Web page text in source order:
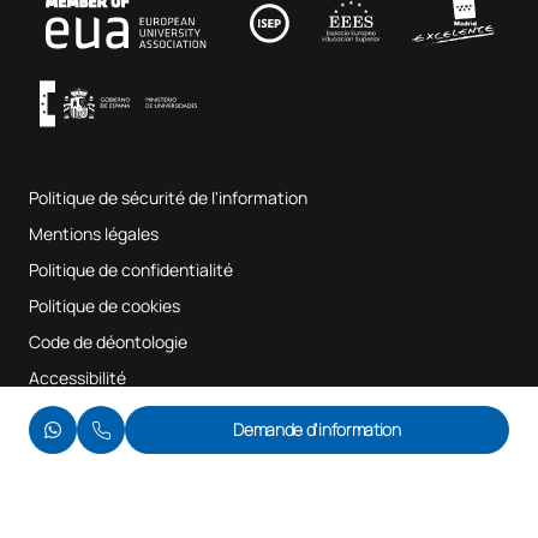
Musique et arts du spectacle
Fab Lab UAX
Salles de musique
Conditions générales d'utilisation
Système interne d'assurance qualité
Plan du site
© UAX 2026
Politique de sécurité de l'information
Mentions légales
Politique de confidentialité
Politique de cookies
Code de déontologie
Accessibilité
Demande d'information